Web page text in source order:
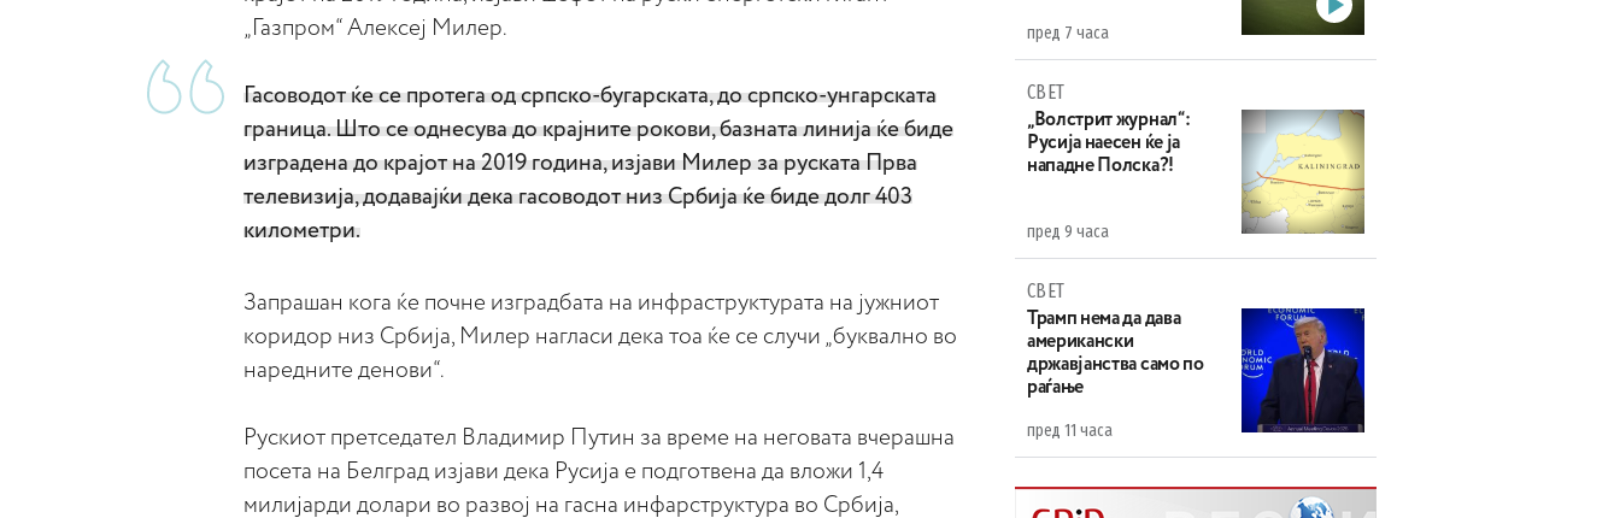
„Газпром“ Алексеј Милер.
Гасоводот ќе се протега од српско-бугарската, до српско-унгарската
граница. Што се однесува до крајните рокови, базната линија ќе биде
изградена до крајот на 2019 година, изјави Милер за руската Прва
телевизија, додавајќи дека гасоводот низ Србија ќе биде долг 403
километри.
Запрашан кога ќе почне изградбата на инфраструктурата на јужниот
коридор низ Србија, Милер нагласи дека тоа ќе се случи „буквално во
наредните денови“.
Рускиот претседател Владимир Путин за време на неговата вчерашна
посета на Белград изјави дека Русија е подготвена да вложи 1,4
милијарди долари во развој на гасна инфарструктура во Србија,
пред 7 часа
СВЕТ
„Волстрит журнал“:
Русија наесен ќе ја
нападне Полска?!
пред 9 часа
СВЕТ
Трамп нема да дава
американски
државјанства само по
раѓање
пред 11 часа